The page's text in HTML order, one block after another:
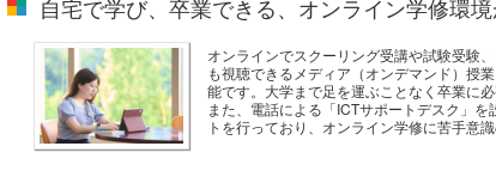
自宅で学び、卒業できる、オンライン学修環
オンラインでスクーリング受講や試験受験
も視聴できるメディア（オンデマンド）授
能です。大学まで足を運ぶことなく卒業に
また、電話による「ICTサポートデスク」
トを行っており、オンライン学修に苦手意